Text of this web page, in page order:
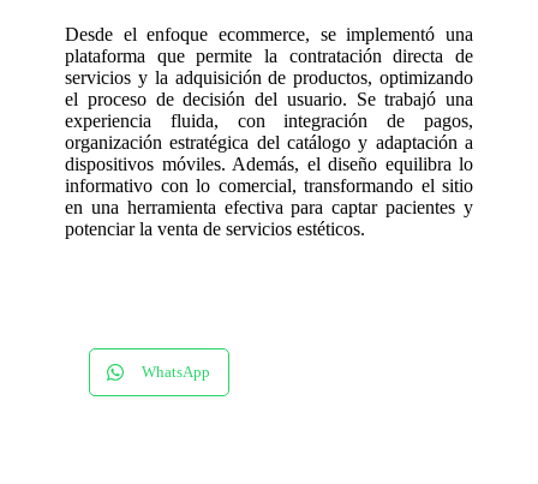
Desde el enfoque ecommerce, se implementó una
plataforma que permite la contratación directa de
servicios y la adquisición de productos, optimizando
el proceso de decisión del usuario. Se trabajó una
experiencia fluida, con integración de pagos,
organización estratégica del catálogo y adaptación a
dispositivos móviles. Además, el diseño equilibra lo
informativo con lo comercial, transformando el sitio
en una herramienta efectiva para captar pacientes y
potenciar la venta de servicios estéticos.
WhatsApp